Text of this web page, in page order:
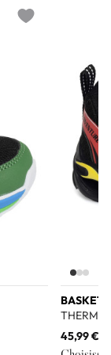
THERMO
45,99 €